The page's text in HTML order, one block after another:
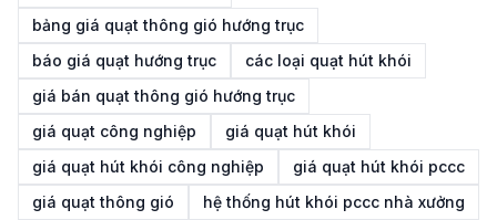
bảng giá quạt thông gió hướng trục
báo giá quạt hướng trục
các loại quạt hút khói
giá bán quạt thông gió hướng trục
giá quạt công nghiệp
giá quạt hút khói
giá quạt hút khói công nghiệp
giá quạt hút khói pccc
giá quạt thông gió
hệ thống hút khói pccc nhà xưởng